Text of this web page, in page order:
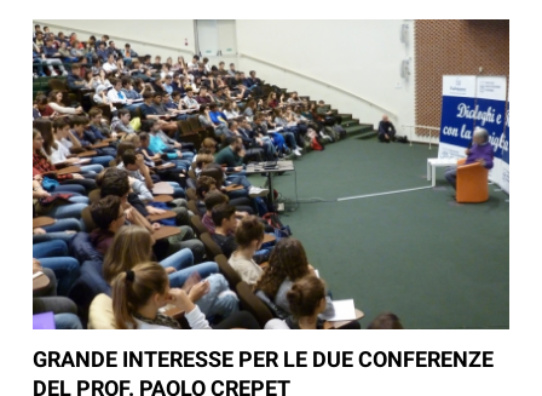
GRANDE INTERESSE PER LE DUE CONFERENZE
DEL PROF. PAOLO CREPET